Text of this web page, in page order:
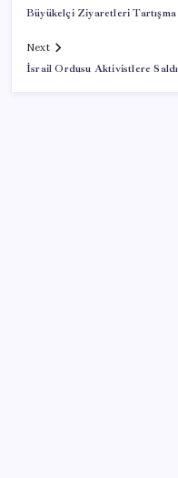
Büyükelçi Ziyaretleri
Next
İsrail Ordusu Aktivistlere